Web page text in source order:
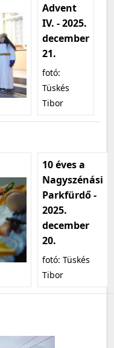
Advent
IV. - 2025.
december
21.
fotó:
Tüskés
Tibor
10 éves a
Nagyszénási
Parkfürdő -
2025.
december
20.
fotó: Tüskés
Tibor